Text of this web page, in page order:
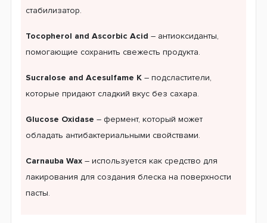
стабилизатор.
Tocopherol and Ascorbic Acid – антиоксиданты,
помогающие сохранить свежесть продукта.
Sucralose and Acesulfame K – подсластители,
которые придают сладкий вкус без сахара.
Glucose Oxidase – фермент, который может
обладать антибактериальными свойствами.
Carnauba Wax – используется как средство для
лакирования для создания блеска на поверхности
пасты.